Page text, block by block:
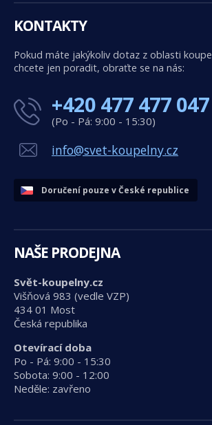
KONTAKTY
Pokud máte jakýkoliv dotaz z oblasti
chcete jen poradit, obraťte se na nás:
+420 477 477 047
(Po - Pá: 9:00 - 15:30)
info@svet-koupelny.cz
Doručení pouze v České republice
NAŠE PRODEJNA
Svět-koupelny.cz
Višňová 983 (vedle VZP)
434 01 Most
Česká republika
Otevírací doba
Po - Pá: 9:00 - 15:30
Sobota: 9:00 - 12:00
Neděle: zavřeno